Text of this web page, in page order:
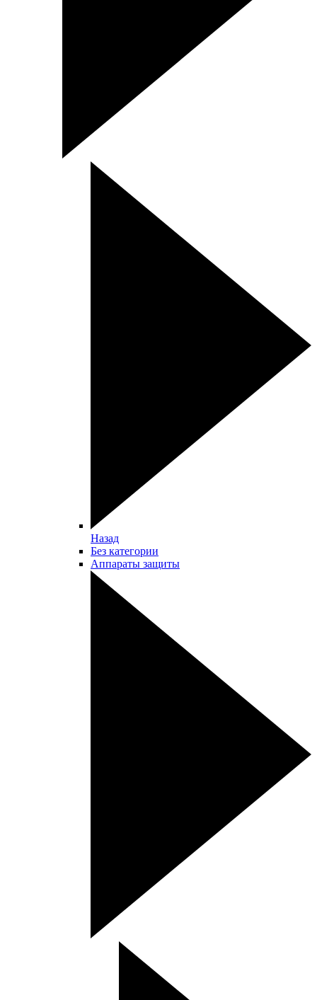
Назад
Без категории
Аппараты защиты